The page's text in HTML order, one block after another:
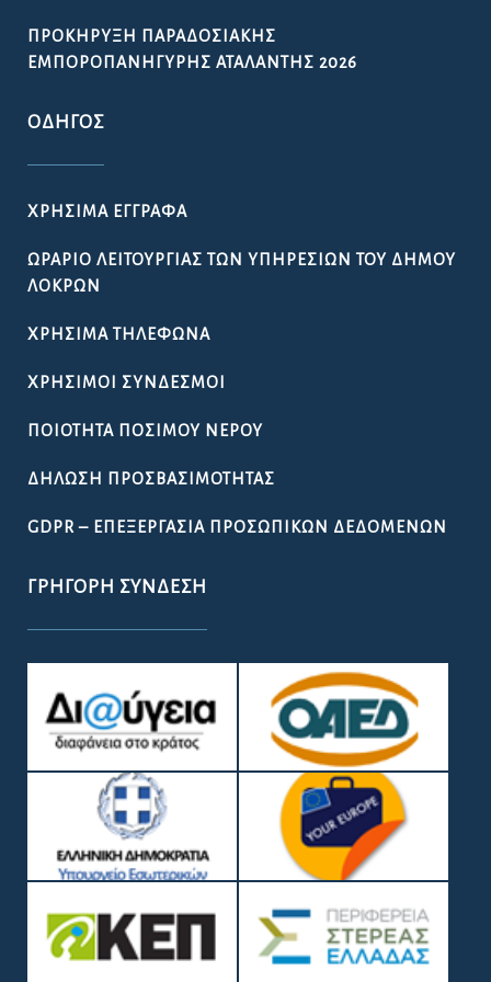
ΠΡΟΚΉΡΥΞΗ ΠΑΡΑΔΟΣΙΑΚΉΣ
ΕΜΠΟΡΟΠΑΝΉΓΥΡΗΣ ΑΤΑΛΆΝΤΗΣ 2026
ΟΔΗΓΌΣ
ΧΡΉΣΙΜΑ ΈΓΓΡΑΦΑ
ΩΡΆΡΙΟ ΛΕΙΤΟΥΡΓΊΑΣ ΤΩΝ ΥΠΗΡΕΣΙΏΝ ΤΟΥ ΔΉΜΟΥ
ΛΟΚΡΏΝ
ΧΡΉΣΙΜΑ ΤΗΛΈΦΩΝΑ
ΧΡΉΣΙΜΟΙ ΣΎΝΔΕΣΜΟΙ
ΠΟΙΌΤΗΤΑ ΠΌΣΙΜΟΥ ΝΕΡΟΎ
ΔΉΛΩΣΗ ΠΡΟΣΒΑΣΙΜΌΤΗΤΑΣ
GDPR – ΕΠΕΞΕΡΓΑΣΙΑ ΠΡΟΣΩΠΙΚΩΝ ΔΕΔΟΜΕΝΩΝ
ΓΡΉΓΟΡΗ ΣΎΝΔΕΣΗ